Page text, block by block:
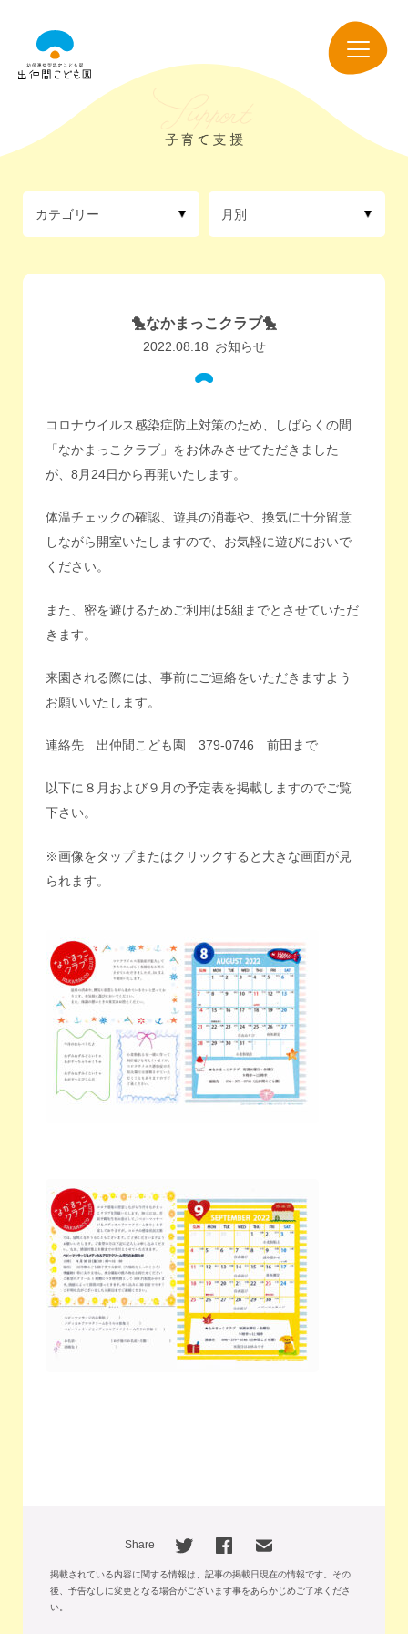
間
カテゴリー 月別
🐤なかまっこクラブ🐤
2022.08.18 お知らせ
コロナウイルス感染症防止対策のため、しばらくの間
「なかまっこクラブ」をお休みさせてただきました
が、8月24日から再開いたします。
体温チェックの確認、遊具の消毒や、換気に十分留意
しながら開室いたしますので、お気軽に遊びにおいで
ください。
また、密を避けるためご利用は5組までとさせていただ
きます。
来園される際には、事前にご連絡をいただきますよう
お願いいたします。
連絡先 出仲間こども園 379-0746 前田まで
以下に８月および９月の予定表を掲載しますのでご覧
下さい。
※画像をタップまたはクリックすると大きな画面が見
られます。
Share
掲載されている内容に関する情報は、記事の掲載日現在の情報です。 その
後、予告なしに変更となる場合がございます事をあらかじめご了承くださ
い。